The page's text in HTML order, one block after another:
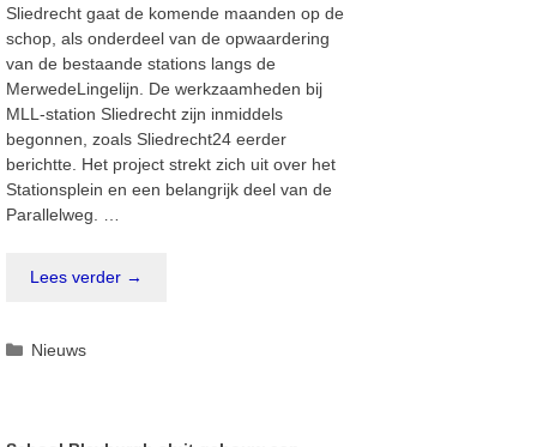
Sliedrecht gaat de komende maanden op de
schop, als onderdeel van de opwaardering
van de bestaande stations langs de
MerwedeLingelijn. De werkzaamheden bij
MLL-station Sliedrecht zijn inmiddels
begonnen, zoals Sliedrecht24 eerder
berichtte. Het project strekt zich uit over het
Stationsplein en een belangrijk deel van de
Parallelweg. …
Lees verder →
Categorieën
Nieuws